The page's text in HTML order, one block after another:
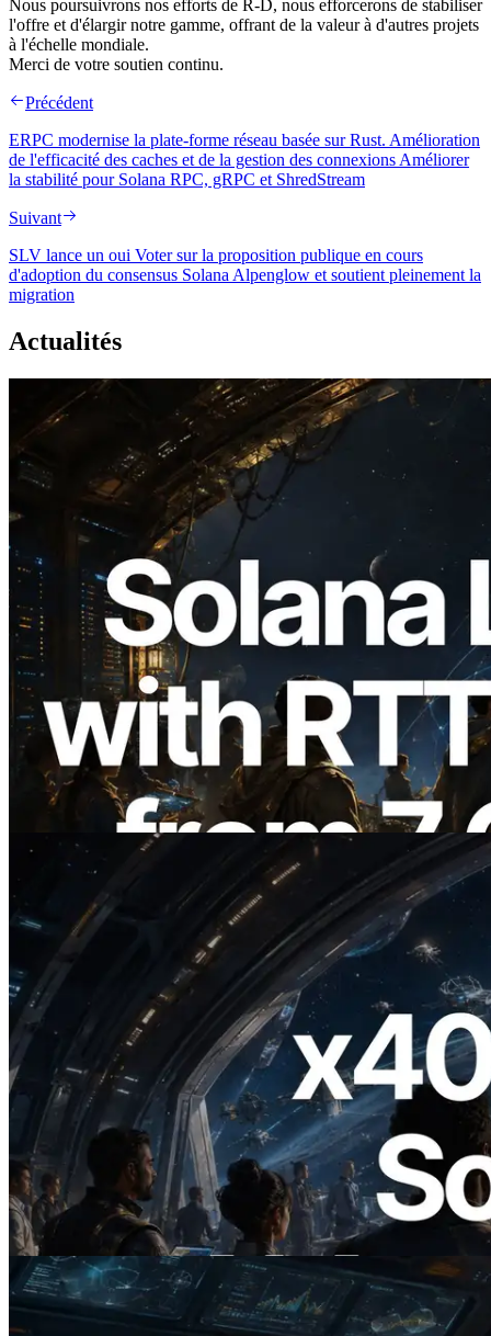
Nous poursuivrons nos efforts de R-D, nous efforcerons de stabiliser
l'offre et d'élargir notre gamme, offrant de la valeur à d'autres projets
à l'échelle mondiale.
Merci de votre soutien continu.
Précédent
ERPC modernise la plate-forme réseau basée sur Rust. Amélioration
de l'efficacité des caches et de la gestion des connexions Améliorer
la stabilité pour Solana RPC, gRPC et ShredStream
Suivant
SLV lance un oui Voter sur la proposition publique en cours
d'adoption du consensus Solana Alpenglow et soutient pleinement la
migration
Actualités
2026.08.05
ERPC étend l’API Solana Leader Slot
avec la mesure du ping depuis 7 régions
du monde — l’API Validators
Information est également lancée
2026.07.04
ERPC lance un RPC Solana compatible
x402 — L'ère où les agents IA paient à la
demande les API dont ils ont besoin
Lire cet article